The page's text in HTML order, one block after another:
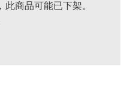
商品可能已下架。